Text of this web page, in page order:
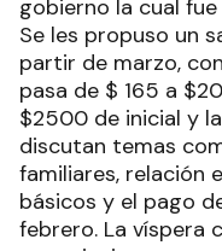
gobierno la cual
Se les propuso un
partir de marzo,
pasa de $ 165 a
$2500 de inicial y
discutan temas
familiares, relación
básicos y el pago
febrero. La víspera